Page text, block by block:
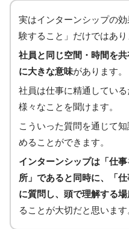
実はインターンシップの
験すること」だけではあり
社員と同じ空間・時間を
に大きな意味があります。
社員は仕事に精通してい
様々なことを聞けます。
こういった質問を通じて
めることができます。
インターンシップは「仕
所」であると同時に、「
に質問し、頭で理解する場
ることが大切だと思います